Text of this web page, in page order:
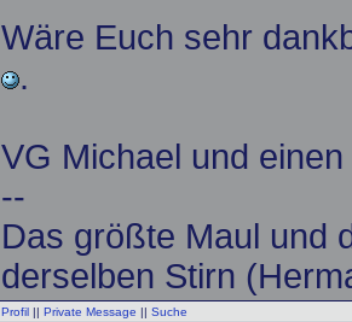
Wäre Euch sehr
.
VG Michael und
--
Das größte Maul und
derselben Stirn
Profil || Private Message || Suche